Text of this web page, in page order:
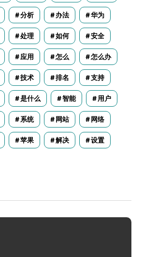
分析 办法 华为
处理 如何 安全
应用 怎么 怎么办
技术 排名 支持
是什么 智能 用户
系统 网站 网络
苹果 解决 设置